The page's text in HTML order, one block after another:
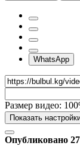
WhatsApp
Размер видео:
Показать
Опубликовано